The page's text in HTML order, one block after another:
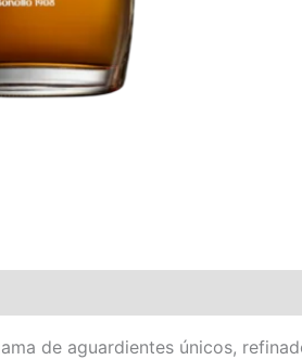
de aguardientes únicos,